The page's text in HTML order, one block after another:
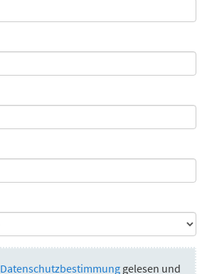
Datenschutzbestimmung gelesen und